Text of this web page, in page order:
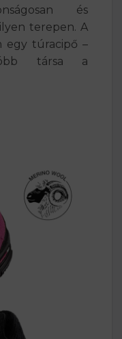
és
terepen. A
egy túracipő –
társa a